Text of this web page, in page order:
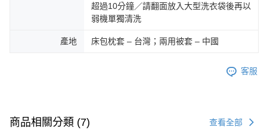
超過10分鐘／請翻面放入大型洗衣袋後再以
弱機單獨清洗
產地 床包枕套 – 台灣；兩用被套 – 中國
客服
商品相關分類 (7) 查看全部